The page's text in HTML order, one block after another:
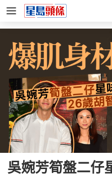
吳婉芳筍盤二仔